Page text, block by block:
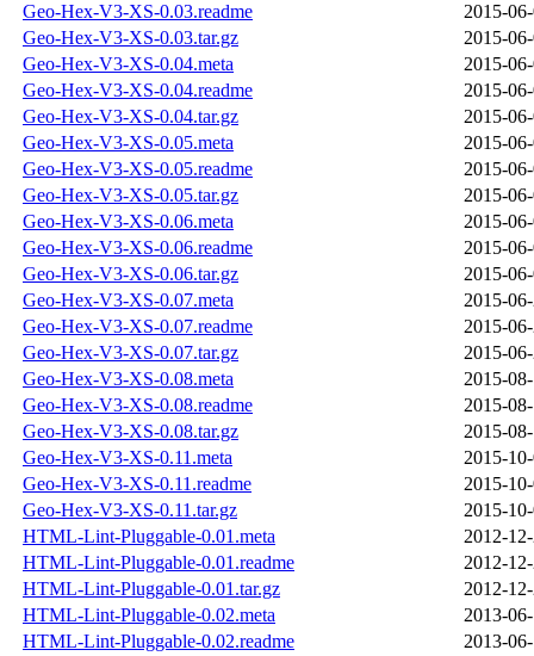
Geo-Hex-V3-XS-0.03.readme
2015-
Geo-Hex-V3-XS-0.03.tar.gz
2015-
Geo-Hex-V3-XS-0.04.meta
2015-
Geo-Hex-V3-XS-0.04.readme
2015-
Geo-Hex-V3-XS-0.04.tar.gz
2015-
Geo-Hex-V3-XS-0.05.meta
2015-
Geo-Hex-V3-XS-0.05.readme
2015-
Geo-Hex-V3-XS-0.05.tar.gz
2015-
Geo-Hex-V3-XS-0.06.meta
2015-
Geo-Hex-V3-XS-0.06.readme
2015-
Geo-Hex-V3-XS-0.06.tar.gz
2015-
Geo-Hex-V3-XS-0.07.meta
2015-
Geo-Hex-V3-XS-0.07.readme
2015-
Geo-Hex-V3-XS-0.07.tar.gz
2015-
Geo-Hex-V3-XS-0.08.meta
2015-
Geo-Hex-V3-XS-0.08.readme
2015-
Geo-Hex-V3-XS-0.08.tar.gz
2015-
Geo-Hex-V3-XS-0.11.meta
2015-
Geo-Hex-V3-XS-0.11.readme
2015-
Geo-Hex-V3-XS-0.11.tar.gz
2015-
HTML-Lint-Pluggable-0.01.meta
2012-
HTML-Lint-Pluggable-0.01.readme
2012-
HTML-Lint-Pluggable-0.01.tar.gz
2012-
HTML-Lint-Pluggable-0.02.meta
2013-
HTML-Lint-Pluggable-0.02.readme
2013-